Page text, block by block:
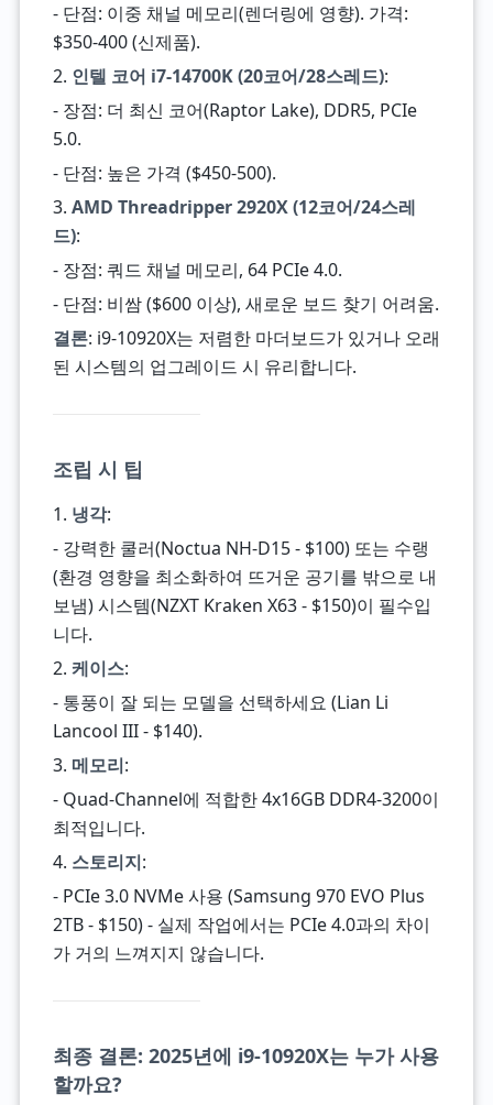
- 단점: 이중 채널 메모리(렌더링에 영향). 가격:
$350-400 (신제품).
2. 인텔 코어 i7-14700K (20코어/28스레드):
- 장점: 더 최신 코어(Raptor Lake), DDR5, PCIe
5.0.
- 단점: 높은 가격 ($450-500).
3. AMD Threadripper 2920X (12코어/24스레
드):
- 장점: 쿼드 채널 메모리, 64 PCIe 4.0.
- 단점: 비쌈 ($600 이상), 새로운 보드 찾기 어려움.
결론: i9-10920X는 저렴한 마더보드가 있거나 오래
된 시스템의 업그레이드 시 유리합니다.
조립 시 팁
1. 냉각:
- 강력한 쿨러(Noctua NH-D15 - $100) 또는 수랭
(환경 영향을 최소화하여 뜨거운 공기를 밖으로 내
보냄) 시스템(NZXT Kraken X63 - $150)이 필수입
니다.
2. 케이스:
- 통풍이 잘 되는 모델을 선택하세요 (Lian Li
Lancool III - $140).
3. 메모리:
- Quad-Channel에 적합한 4x16GB DDR4-3200이
최적입니다.
4. 스토리지:
- PCIe 3.0 NVMe 사용 (Samsung 970 EVO Plus
2TB - $150) - 실제 작업에서는 PCIe 4.0과의 차이
가 거의 느껴지지 않습니다.
최종 결론: 2025년에 i9-10920X는 누가 사용
할까요?